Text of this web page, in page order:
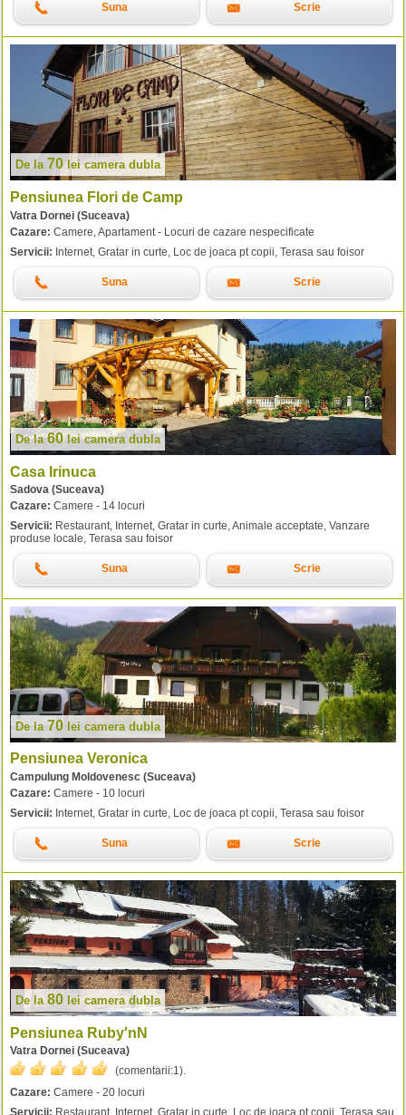
Suna Scrie
De la 70lei camera dubla
Pensiunea Flori de Camp
Vatra Dornei (Suceava)
Cazare: Camere, Apartament - Locuri de cazare nespecificate
Servicii: Internet, Gratar in curte, Loc de joaca pt copii, Terasa sau foisor
Suna Scrie
De la60leicamera dubla
Casa Irinuca
Sadova (Suceava)
Cazare: Camere - 14 locuri
Servicii: Restaurant, Internet, Gratar in curte, Animale acceptate, Vanzare
produse locale, Terasa sau foisor
Suna Scrie
De la 70 lei camera dubla
Pensiunea Veronica
Campulung Moldovenesc (Suceava)
Cazare: Camere - 10 locuri
Servicii: Internet, Gratar in curte, Loc de joaca pt copii, Terasa sau foisor
Suna Scrie
De la 80 leicamera dubla
Pensiunea Ruby'nN
Vatra Dornei (Suceava)
(comentarii:1).
Cazare: Camere - 20 locuri